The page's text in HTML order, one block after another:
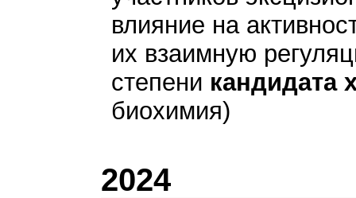
влияние на
их взаимную
степени кандидата
биохимия)
2024